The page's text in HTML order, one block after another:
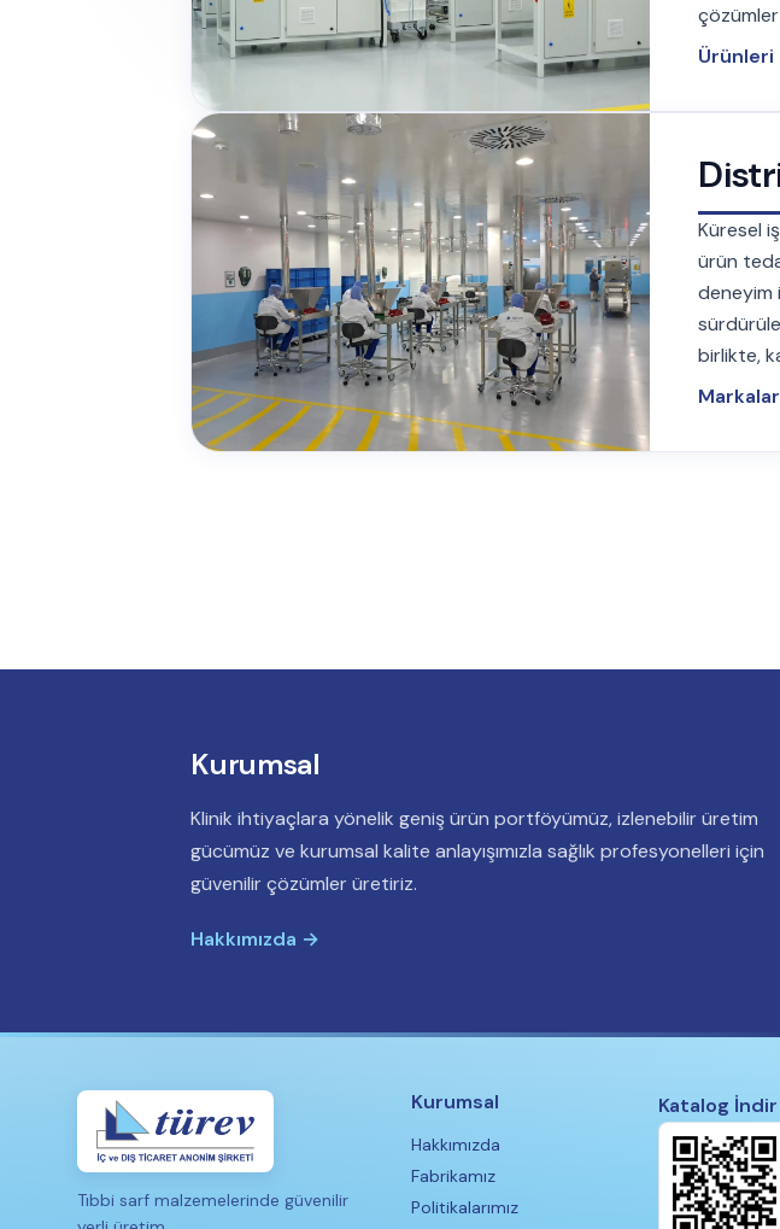
Ürünleri
Küresel
ürün
deneyim
birlikte,
Kurumsal
Klinik ihtiyaçlara yönelik geniş ürün portföyümüz, izlenebilir üretim
gücümüz ve kurumsal kalite anlayışımızla sağlık profesyonelleri için
güvenilir çözümler üretiriz.
Hakkımızda →
Tıbbi sarf malzemelerinde güvenilir
Kurumsal
Hakkımızda
Fabrikamız
Politikalarımız
Katalog İndir